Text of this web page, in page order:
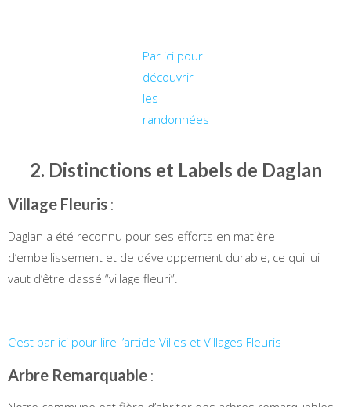
Par ici pour
découvrir
les
randonnées
2. Distinctions et Labels de Daglan
Village Fleuris :
Daglan a été reconnu pour ses efforts en matière
d’embellissement et de développement durable, ce qui lui
vaut d’être classé “village fleuri”.
C’est par ici pour lire l’article Villes et Villages Fleuris
Arbre Remarquable :